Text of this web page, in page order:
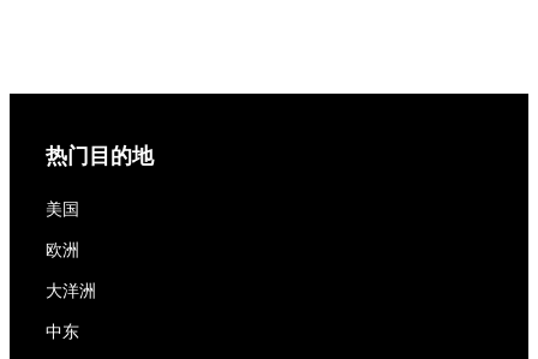
热门目的地
美国
欧洲
大洋洲
中东